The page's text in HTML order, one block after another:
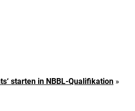
starten in NBBL-Qualifikation »